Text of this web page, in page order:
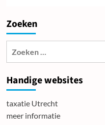
Zoeken
Handige websites
taxatie Utrecht
meer informatie